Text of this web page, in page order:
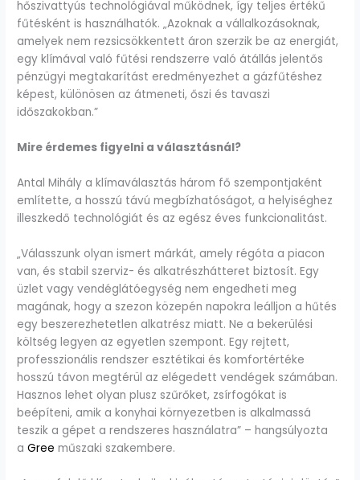
hőszivattyús technológiával működnek, így teljes értékű
fűtésként is használhatók. „Azoknak a vállalkozásoknak,
amelyek nem rezsicsökkentett áron szerzik be az energiát,
egy klímával való fűtési rendszerre való átállás jelentős
pénzügyi megtakarítást eredményezhet a gázfűtéshez
képest, különösen az átmeneti, őszi és tavaszi
időszakokban.”
Mire érdemes figyelni a választásnál?
Antal Mihály a klímaválasztás három fő szempontjaként
említette, a hosszú távú megbízhatóságot, a helyiséghez
illeszkedő technológiát és az egész éves funkcionalitást.
„Válasszunk olyan ismert márkát, amely régóta a piacon
van, és stabil szerviz- és alkatrészhátteret biztosít. Egy
üzlet vagy vendéglátóegység nem engedheti meg
magának, hogy a szezon közepén napokra leálljon a hűtés
egy beszerezhetetlen alkatrész miatt. Ne a bekerülési
költség legyen az egyetlen szempont. Egy rejtett,
professzionális rendszer esztétikai és komfortértéke
hosszú távon megtérül az elégedett vendégek számában.
Hasznos lehet olyan plusz szűrőket, zsírfogókat is
beépíteni, amik a konyhai környezetben is alkalmassá
teszik a gépet a rendszeres használatra” – hangsúlyozta
aGree műszaki szakembere.